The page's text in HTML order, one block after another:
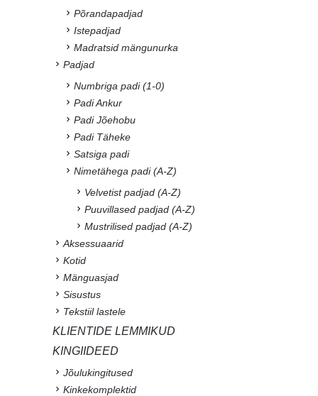
Põrandapadjad
Istepadjad
Madratsid mängunurka
Padjad
Numbriga padi (1-0)
Padi Ankur
Padi Jõehobu
Padi Täheke
Satsiga padi
Nimetähega padi (A-Z)
Velvetist padjad (A-Z)
Puuvillased padjad (A-Z)
Mustrilised padjad (A-Z)
Aksessuaarid
Kotid
Mänguasjad
Sisustus
Tekstiil lastele
KLIENTIDE LEMMIKUD
KINGIIDEED
Jõulukingitused
Kinkekomplektid